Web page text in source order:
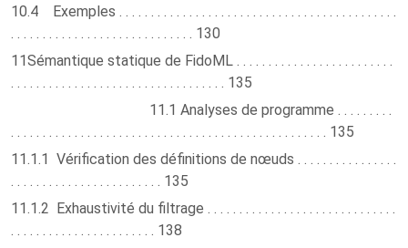
10.4 Exemples . . . . . . . . . . . . . . . . . . . . . . . . . . . . . . . . . . . . . . . . . . . .
. . . . . . . . . . . . . . . . . . . . . . . . . . . . . 130
11Sémantique statique de FidoML . . . . . . . . . . . . . . . . . . . . . . . . .
. . . . . . . . . . . . . . . . . . . . . . . . . . . . . . . . . . 135
11.1 Analyses de programme . . . . . . . . .
. . . . . . . . . . . . . . . . . . . . . . . . . . . . . . . . . . . . . . . . . . . . . . . . . . 135
11.1.1 Vérification des définitions de nœuds . . . . . . . . . . . . . . . .
. . . . . . . . . . . . . . . . . . . . . . . . 135
11.1.2 Exhaustivité du filtrage . . . . . . . . . . . . . . . . . . . . . . . . . . . . . .
. . . . . . . . . . . . . . . . . . . . . . . 138